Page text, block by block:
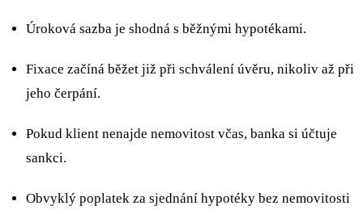
Úroková sazba je shodná s běžnými hypotékami.
Fixace začíná běžet již při schválení úvěru, nikoliv až při
jeho čerpání.
Pokud klient nenajde nemovitost včas, banka si účtuje
sankci.
Obvyklý poplatek za sjednání hypotéky bez nemovitosti